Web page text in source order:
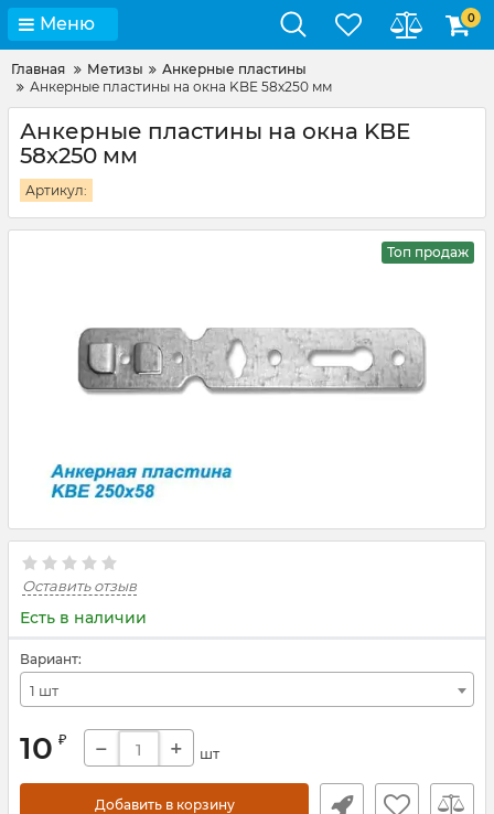
Меню 0
Главная Метизы
Анкерные пластины
Анкерные пластины на окна KBE 58х250 мм
Анкерные пластины на окна KBE
58х250 мм
Артикул:
Топ продаж
Оставить отзыв
Есть в наличии
Вариант:
1 шт
10 ₽ − + шт
Добавить в корзину